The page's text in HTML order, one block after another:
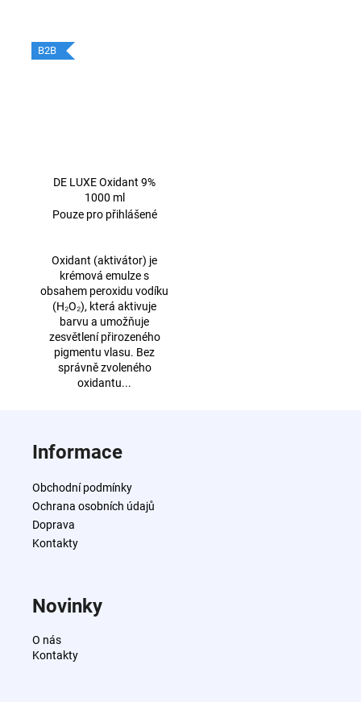
B2B
DE LUXE Oxidant 9%
1000 ml
Pouze pro přihlášené
Oxidant (aktivátor) je
krémová emulze s
obsahem peroxidu vodíku
(H₂O₂), která aktivuje
barvu a umožňuje
zesvětlení přirozeného
pigmentu vlasu. Bez
správně zvoleného
oxidantu...
Informace
Obchodní podmínky
Ochrana osobních údajů
Doprava
Kontakty
Novinky
O nás
Kontakty